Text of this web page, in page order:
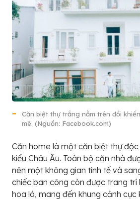
Căn biệt thự trắng nằm trên đồi
mê. (Nguồn: Facebook.com)
Căn home là một căn biệt thự
kiểu Châu Âu. Toàn bộ căn nhà
nên một không gian tinh tế và
chiếc ban công còn được trang trí
hoa lá, mang đến khung cảnh cực